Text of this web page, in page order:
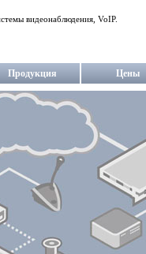
видеонаблюдения, VoIP.
Продукция Цены